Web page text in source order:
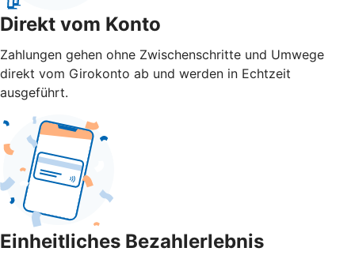
Direkt vom Konto
Zahlungen gehen ohne Zwischenschritte und Umwege
direkt vom Girokonto ab und werden in Echtzeit
ausgeführt.
Einheitliches Bezahlerlebnis